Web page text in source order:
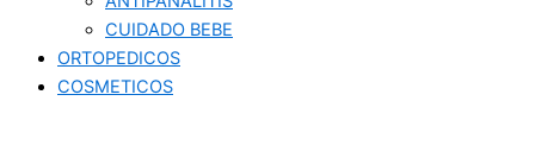
CUIDADO BEBE
ORTOPEDICOS
COSMETICOS